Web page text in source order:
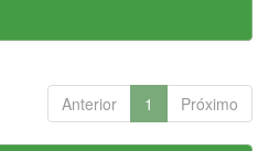
Anterior 1 Próximo